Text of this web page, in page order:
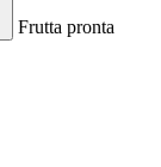
Frutta pronta